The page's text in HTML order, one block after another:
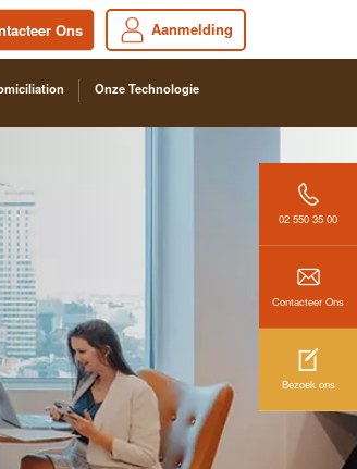
Aanmelding
Ons
Onze Technologie
02 550 35 00
Contacteer Ons
Bezoek ons